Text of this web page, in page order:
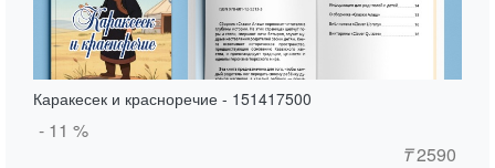
Каракесек и красноречие - 151417500
- 11 %
₸2590